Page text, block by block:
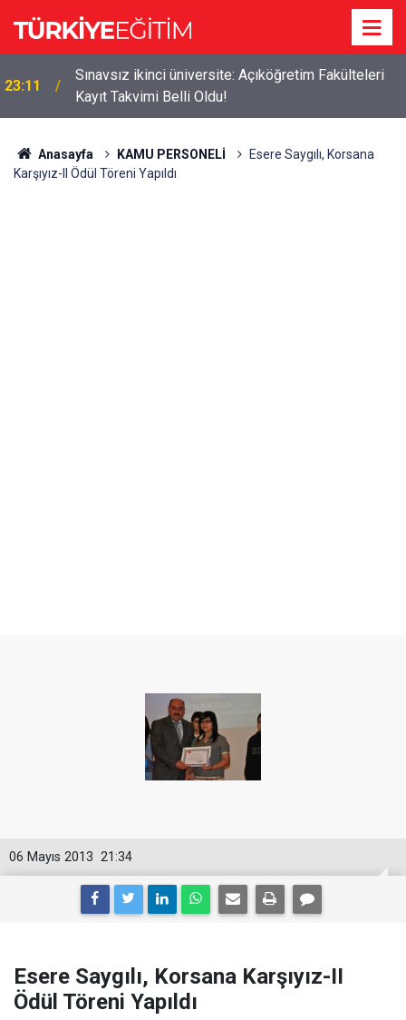
23:11
Sınavsız ikinci üniversite: Açıköğretim Fakülteleri
Kayıt Takvimi Belli Oldu!
Anasayfa KAMU PERSONELİ
Esere Saygılı, Korsana
Karşıyız-II Ödül Töreni Yapıldı
21:34
06 Mayıs 2013
Esere Saygılı, Korsana Karşıyız-II
Ödül Töreni Yapıldı